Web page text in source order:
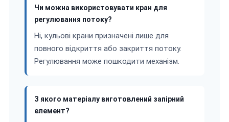
Чи можна використовувати кран для
регулювання потоку?
Ні, кульові крани призначені лише для
повного відкриття або закриття потоку.
Регулювання може пошкодити механізм.
З якого матеріалу виготовлений запірний
елемент?